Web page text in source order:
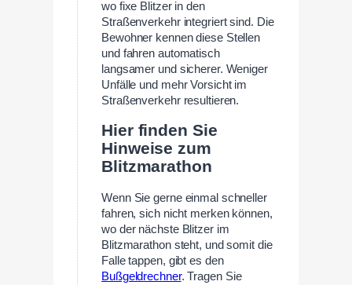
wo fixe Blitzer in den
Straßenverkehr integriert sind. Die
Bewohner kennen diese Stellen
und fahren automatisch
langsamer und sicherer. Weniger
Unfälle und mehr Vorsicht im
Straßenverkehr resultieren.
Hier finden Sie
Hinweise zum
Blitzmarathon
Wenn Sie gerne einmal schneller
fahren, sich nicht merken können,
wo der nächste Blitzer im
Blitzmarathon steht, und somit die
Falle tappen, gibt es den
Bußgeldrechner. Tragen Sie